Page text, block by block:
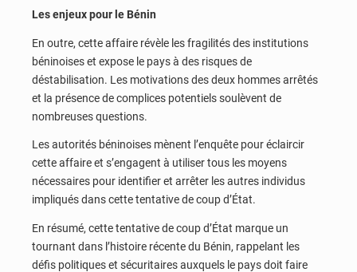
Les enjeux pour le Bénin
En outre, cette affaire révèle les fragilités des institutions
béninoises et expose le pays à des risques de
déstabilisation. Les motivations des deux hommes arrêtés
et la présence de complices potentiels soulèvent de
nombreuses questions.
Les autorités béninoises mènent l’enquête pour éclaircir
cette affaire et s’engagent à utiliser tous les moyens
nécessaires pour identifier et arrêter les autres individus
impliqués dans cette tentative de coup d’État.
En résumé, cette tentative de coup d’État marque un
tournant dans l’histoire récente du Bénin, rappelant les
défis politiques et sécuritaires auxquels le pays doit faire